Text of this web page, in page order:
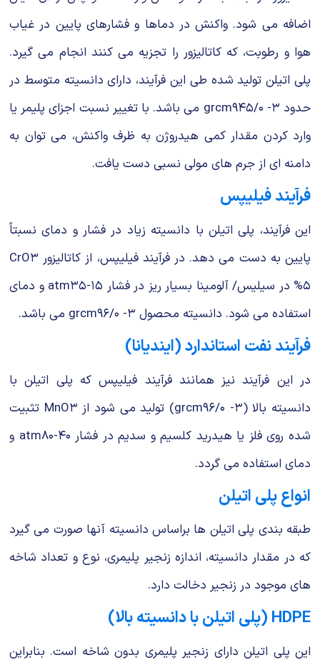
اضافه می شود. واكنش در دماها و فشارهای پایین در غیاب
هوا و رطوبت، كه كاتالیزور را تجزیه می كنند انجام می گیرد.
پلی اتیلن تولید شده طی این فرآیند، دارای دانسیته متوسط در
حدود ۳- grcm۹۴۵/۰ می باشد. با تغییر نسبت اجزای پلیمر یا
وارد كردن مقدار كمی هیدروژن به ظرف واكنش، می توان به
دامنه ای از جرم های مولی نسبی دست یافت.
فرآیند فیلیپس
این فرآیند، پلی اتیلن با دانسیته زیاد در فشار و دمای نسبتاً
پایین به دست می دهد. در فرآیند فیلیپس، از كاتالیزور CrO۳
%۵ در سیلیس/ آلومینا بسیار ریز در فشار atm۳۵-۱۵ و دمای
استفاده می شود. دانسیته محصول ۳- grcm۹۶/۰ می باشد.
فرآیند نفت استاندارد (ایندیانا)
در این فرآیند نیز همانند فرآیند فیلیپس كه پلی اتیلن با
دانسیته بالا (۳- grcm۹۶/۰) تولید می شود از MnO۳ تثبیت
شده روی فلز یا هیدرید كلسیم و سدیم در فشار atm۸۰-۴۰ و
دمای استفاده می گردد.
انواع پلی اتیلن
طبقه بندی پلی اتیلن ها براساس دانسیته آنها صورت می گیرد
كه در مقدار دانسیته، اندازه زنجیر پلیمری، نوع و تعداد شاخه
های موجود در زنجیر دخالت دارد.
HDPE (پلی اتیلن با دانسیته بالا)
این پلی اتیلن دارای زنجیر پلیمری بدون شاخه است. بنابراین